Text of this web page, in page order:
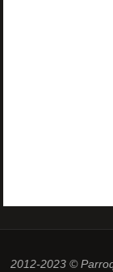
2012-2023 ©